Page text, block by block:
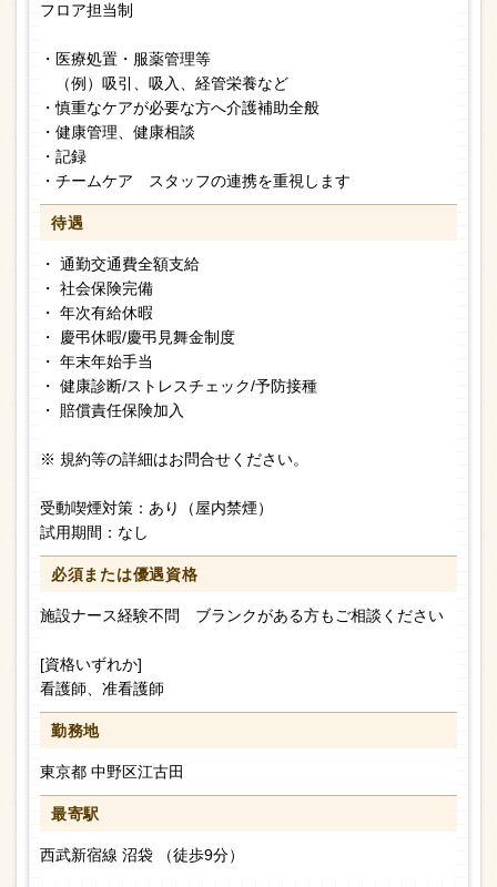
フロア担当制
・医療処置・服薬管理等
（例）吸引、吸入、経管栄養など
・慎重なケアが必要な方へ介護補助全般
・健康管理、健康相談
・記録
・チームケア スタッフの連携を重視します
待遇
・ 通勤交通費全額支給
・ 社会保険完備
・ 年次有給休暇
・ 慶弔休暇/慶弔見舞金制度
・ 年末年始手当
・ 健康診断/ストレスチェック/予防接種
・ 賠償責任保険加入
※ 規約等の詳細はお問合せください。
受動喫煙対策：あり（屋内禁煙）
試用期間：なし
必須または優遇資格
施設ナース経験不問 ブランクがある方もご相談ください
[資格いずれか]
看護師、准看護師
勤務地
東京都 中野区江古田
最寄駅
西武新宿線 沼袋 （徒歩9分）